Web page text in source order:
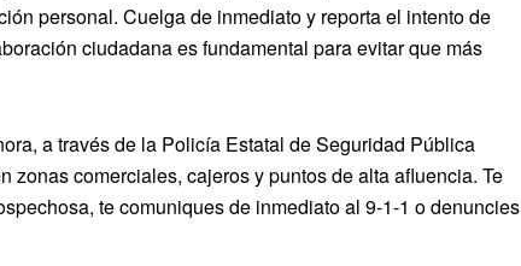
personal. Cuelga de inmediato y reporta el intento de
ciudadana es fundamental para evitar que más
a través de la Policía Estatal de Seguridad Pública
zonas comerciales, cajeros y puntos de alta afluencia. Te
te comuniques de inmediato al 9-1-1 o denuncies